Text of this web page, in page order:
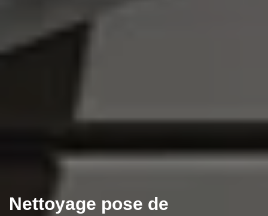
Nettoyage pose de